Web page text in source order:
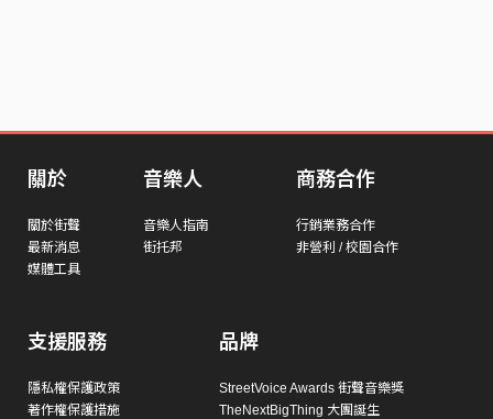
關於
關於街聲
最新消息
媒體工具
音樂人
音樂人指南
街托邦
商務合作
行銷業務合作
非營利 / 校園合作
支援服務
隱私權保護政策
著作權保護措施
品牌
StreetVoice Awards 街聲音樂獎
TheNextBigThing 大團誕生